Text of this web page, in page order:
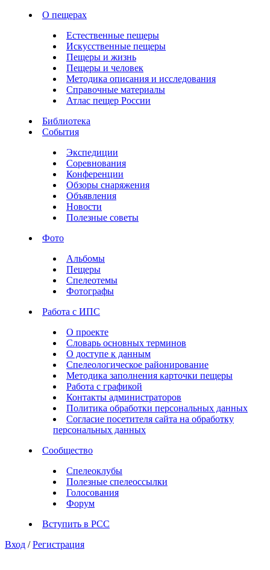
О пещерах
Естественные пещеры
Искусственные пещеры
Пещеры и жизнь
Пещеры и человек
Методика описания и исследования
Справочные материалы
Атлас пещер России
Библиотека
События
Экспедиции
Соревнования
Конференции
Обзоры снаряжения
Объявления
Новости
Полезные советы
Фото
Альбомы
Пещеры
Спелеотемы
Фотографы
Работа с ИПС
О проекте
Словарь основных терминов
О доступе к данным
Спелеологическое районирование
Методика заполнения карточки пещеры
Работа с графикой
Контакты администраторов
Политика обработки персональных данных
Согласие посетителя сайта на обработку
персональных данных
Сообщество
Спелеоклубы
Полезные спелеоссылки
Голосования
Форум
Вступить в РСС
Вход / Регистрация